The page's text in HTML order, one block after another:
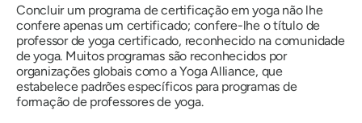
Concluir um programa de certificação em yoga não lhe
confere apenas um certificado; confere-lhe o título de
professor de yoga certificado, reconhecido na comunidade
de yoga. Muitos programas são reconhecidos por
organizações globais como a Yoga Alliance, que
estabelece padrões específicos para programas de
formação de professores de yoga.